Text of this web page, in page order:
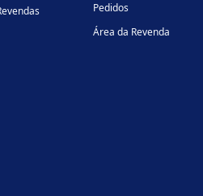
Pedidos
Área da Revenda